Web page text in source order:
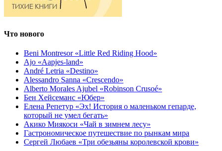
Что нового
Beni Montresor «Little Red Riding Hood»
Ajo «Aapjes-land»
André Letria «Destino»
Alessandro Sanna «Crescendo»
Alberto Morales Ajubel «Robinson Crusoé»
Бен Хейсеманс «Юбер»
Елена Репетур «Эх! История о маленьком гепарде,
который не умел бегать»
Акико Миякоси «Чай в зимнем лесу»
Гастрономическое путешествие по рынкам мира
Сергей Любаев «Три обезьяны королевской крови»